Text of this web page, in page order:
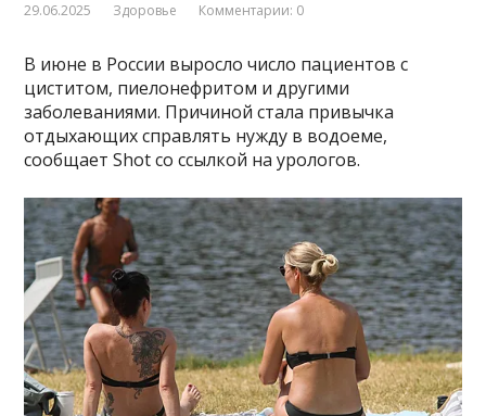
29.06.2025 Здоровье Комментарии: 0
В июне в России выросло число пациентов с
циститом, пиелонефритом и другими
заболеваниями. Причиной стала привычка
отдыхающих справлять нужду в водоеме,
сообщает Shot со ссылкой на урологов.